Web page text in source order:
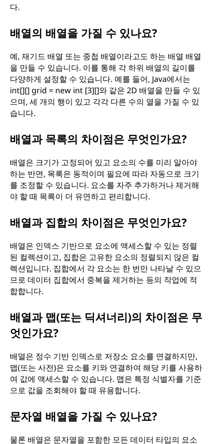
다.
배열의 배열을 가질 수 있나요?
예, 재기드 배열 또는 중첩 배열이라고도 하는 배열 배열
을 만들 수 있습니다. 이를 통해 각 하위 배열의 길이를
다양하게 설정할 수 있습니다. 예를 들어, Java에서는
int[][] grid = new int [3][]와 같은 2D 배열을 만들 수 있
으며, 세 개의 행이 있고 각각 다른 수의 열을 가질 수 있
습니다.
배열과 목록의 차이점은 무엇인가요?
배열은 크기가 고정되어 있고 요소의 수를 미리 알아야
하는 반면, 목록은 동적이며 필요에 따라 자동으로 크기
를 조정할 수 있습니다. 요소를 자주 추가하거나 제거해
야 할 때 목록이 더 유연하고 편리합니다.
배열과 집합의 차이점은 무엇인가요?
배열은 인덱스 기반으로 요소에 액세스할 수 있는 정렬
된 컬렉션이고, 집합은 고유한 요소의 정렬되지 않은 컬
렉션입니다. 집합에서 각 요소는 한 번만 나타날 수 있으
므로 데이터 집합에서 중복을 제거하는 등의 작업에 적
합합니다.
배열과 맵(또는 딕셔너리)의 차이점은 무
엇인가요?
배열은 정수 기반 인덱스로 저장소 요소를 연결하지만,
맵(또는 사전)은 요소를 키와 연결하여 해당 키를 사용하
여 값에 액세스할 수 있습니다. 맵은 특정 식별자를 기준
으로 값을 조회해야 할 때 유용합니다.
문자열 배열을 가질 수 있나요?
물론 배열은 문자열을 포함한 모든 데이터 타입의 요소